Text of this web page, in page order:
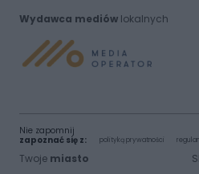
Wydawca mediówlokalnych
Nie zapomnij
zapoznać się z:
polityką prywatności
Twoje miasto